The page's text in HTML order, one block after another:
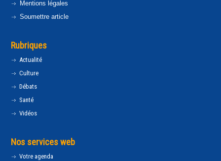
Mentions légales
Soumettre article
Rubriques
Actualité
Culture
Débats
Santé
Vidéos
Nos services web
Votre agenda